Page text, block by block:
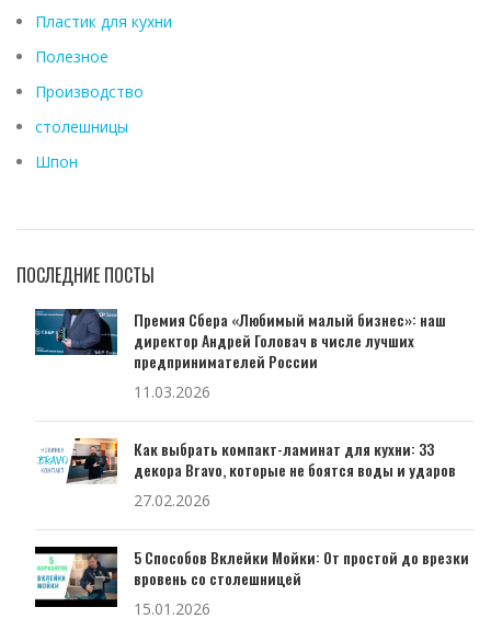
Пластик для кухни
Полезное
Производство
столешницы
Шпон
ПОСЛЕДНИЕ ПОСТЫ
Премия Сбера «Любимый малый бизнес»: наш
директор Андрей Головач в числе лучших
предпринимателей России
11.03.2026
Как выбрать компакт-ламинат для кухни: 33
декора Bravo, которые не боятся воды и ударов
27.02.2026
5 Способов Вклейки Мойки: От простой до врезки
вровень со столешницей
15.01.2026